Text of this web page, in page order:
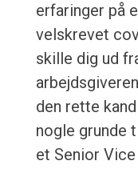
erfaringer på
velskrevet
skille dig ud
den rette
nogle grunde
et Senior